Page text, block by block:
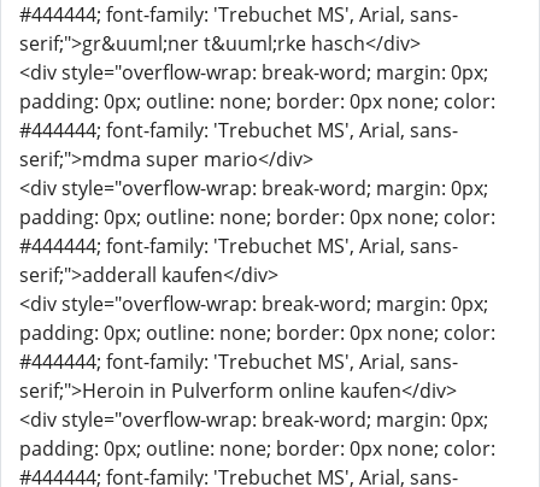
#444444; font-family: 'Trebuchet MS', Arial, sans-
serif;">gr&uuml;ner t&uuml;rke hasch</div>
<div style="overflow-wrap: break-word; margin: 0px;
padding: 0px; outline: none; border: 0px none; color:
#444444; font-family: 'Trebuchet MS', Arial, sans-
serif;">mdma super mario</div>
<div style="overflow-wrap: break-word; margin: 0px;
padding: 0px; outline: none; border: 0px none; color:
#444444; font-family: 'Trebuchet MS', Arial, sans-
serif;">adderall kaufen</div>
<div style="overflow-wrap: break-word; margin: 0px;
padding: 0px; outline: none; border: 0px none; color:
#444444; font-family: 'Trebuchet MS', Arial, sans-
serif;">Heroin in Pulverform online kaufen</div>
<div style="overflow-wrap: break-word; margin: 0px;
padding: 0px; outline: none; border: 0px none; color:
#444444; font-family: 'Trebuchet MS', Arial, sans-